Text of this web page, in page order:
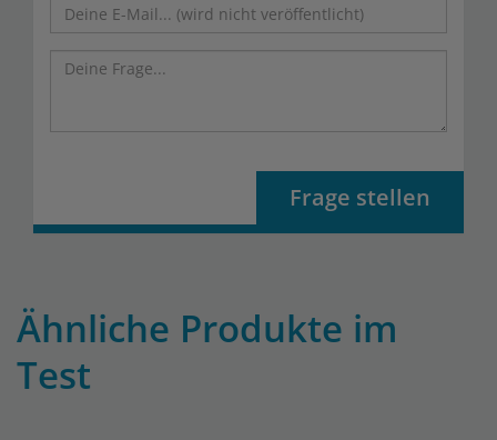
Frage stellen
Ähnliche Produkte im
Test